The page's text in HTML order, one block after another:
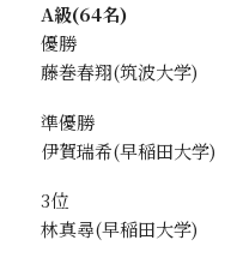
A級(64名)
優勝
藤巻春翔
準優勝
伊賀瑞希
3位
林真尋